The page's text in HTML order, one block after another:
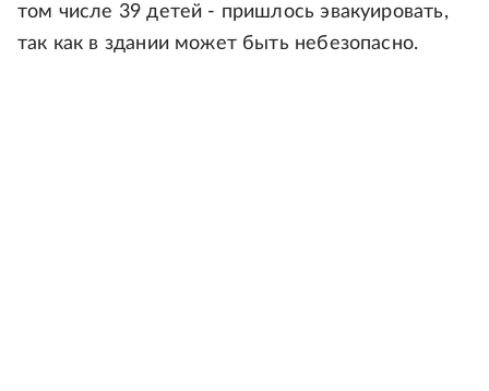
том числе 39 детей - пришлось эвакуировать,
так как в здании может быть небезопасно.